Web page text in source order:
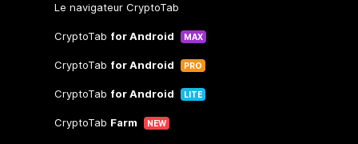
Le navigateur CryptoTab
CryptoTab for Android MAX
CryptoTab for Android PRO
CryptoTab for Android LITE
CryptoTab Farm NEW